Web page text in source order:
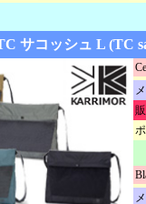
サコッシュ L (TC